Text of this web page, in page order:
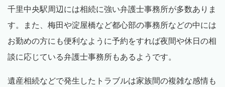
千里中央駅周辺には相続に強い弁護士事務所が多数ありま
す。また、梅田や淀屋橋など都心部の事務所などの中には
お勤めの方にも便利なように予約をすれば夜間や休日の相
談に応じている弁護士事務所もあるようです。
遺産相続などで発生したトラブルは家族間の複雑な感情も